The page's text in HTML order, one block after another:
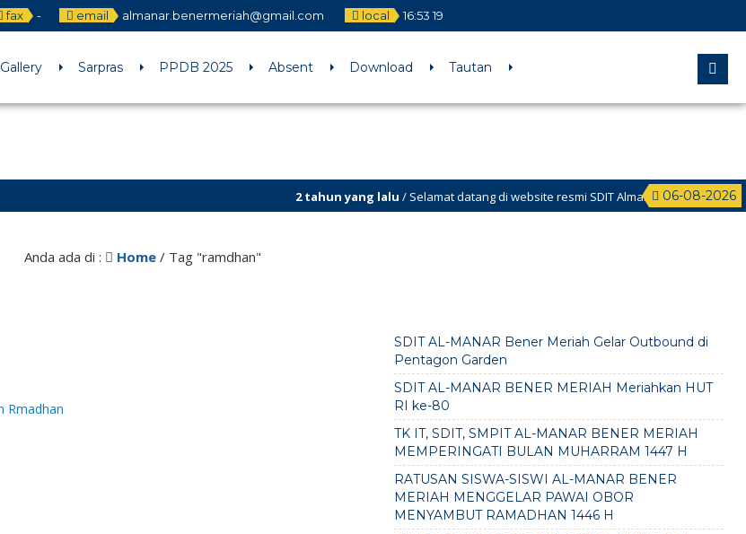
fax - email almanar.benermeriah@gmail.com local 16:53 19
Gallery Sarpras PPDB 2025 Absent Download Tautan
06-08-2026
2 tahun yang lalu / Selamat datang di website resmi SDIT Almanar Kabupaten Bener
Anda ada di : Home / Tag "ramdhan"
SDIT AL-MANAR Bener Meriah Gelar Outbound di
Pentagon Garden
SDIT AL-MANAR BENER MERIAH Meriahkan HUT
RI ke-80
TK IT, SDIT, SMPIT AL-MANAR BENER MERIAH
MEMPERINGATI BULAN MUHARRAM 1447 H
RATUSAN SISWA-SISWI AL-MANAR BENER
MERIAH MENGGELAR PAWAI OBOR
MENYAMBUT RAMADHAN 1446 H